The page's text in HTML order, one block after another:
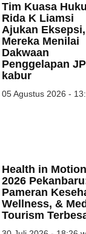
Tim Kuasa
Rida K Liamsi
Ajukan Eksepsi,
Mereka Menilai
Dakwaan
Penggelapan
kabur
05 Agustus 2026 -
Health in Motion
2026
Pameran
Wellness, &
Tourism